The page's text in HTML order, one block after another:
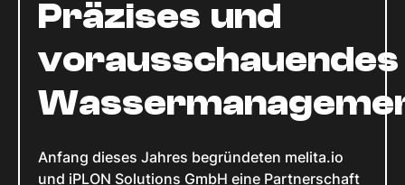
Präzises und
vorausschauendes
Anfang dieses Jahres begründeten melita.io
und iPLON Solutions GmbH eine Partnerschaft